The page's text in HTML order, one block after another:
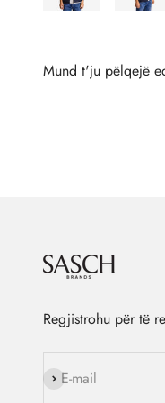
Regjistrohu për të
E-mail
Na ndiq